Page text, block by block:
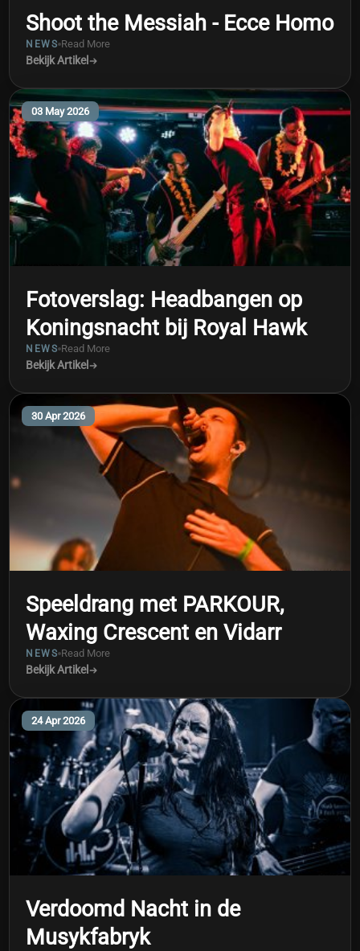
Shoot the Messiah - Ecce Homo
NEWS Read More
Bekijk Artikel
03 May 2026
Fotoverslag: Headbangen op
Koningsnacht bij Royal Hawk
NEWS Read More
Bekijk Artikel
30 Apr 2026
Speeldrang met PARKOUR,
Waxing Crescent en Vidarr
NEWS Read More
Bekijk Artikel
24 Apr 2026
Verdoomd Nacht in de
Musykfabryk